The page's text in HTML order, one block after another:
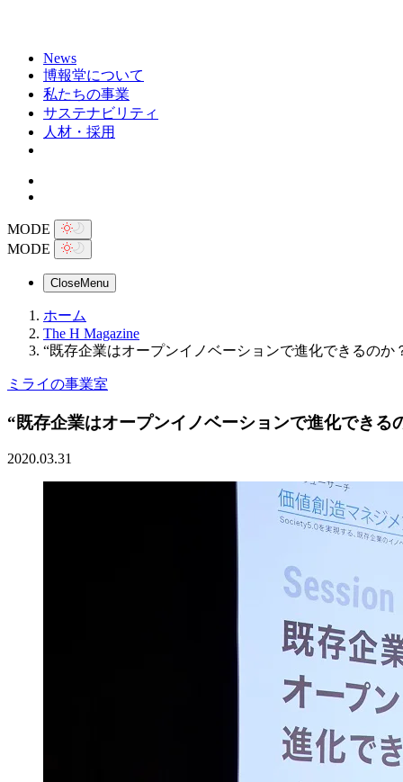
News
博報堂について
私たちの事業
サステナビリティ
人材・採用
MODE
MODE
CloseMenu
ホーム
The H Magazine
“既存企業はオープンイノベーションで進化できるの
ミライの事業室
“既存企業はオープンイノベーションで進化でき
2020.03.31